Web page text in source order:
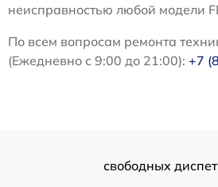
неисправностью любой модели
По всем вопросам ремонта
(Ежедневно с 9:00 до 21:00): +7
свободных